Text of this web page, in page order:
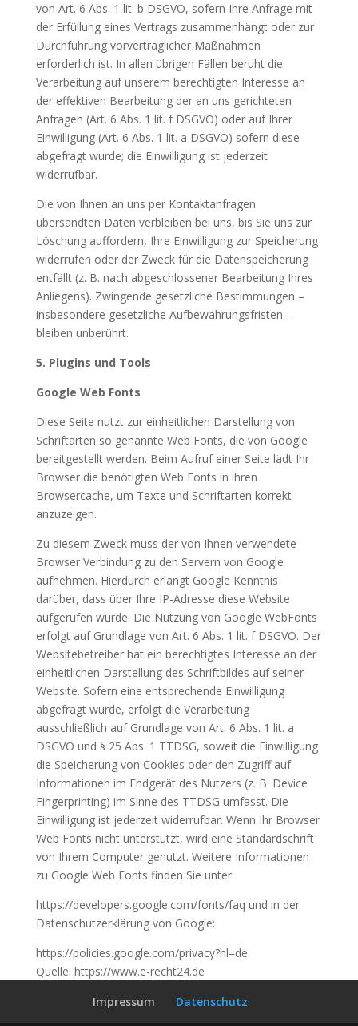
von Art. 6 Abs. 1 lit. b DSGVO, sofern Ihre Anfrage mit
der Erfüllung eines Vertrags zusammenhängt oder zur
Durchführung vorvertraglicher Maßnahmen
erforderlich ist. In allen übrigen Fällen beruht die
Verarbeitung auf unserem berechtigten Interesse an
der effektiven Bearbeitung der an uns gerichteten
Anfragen (Art. 6 Abs. 1 lit. f DSGVO) oder auf Ihrer
Einwilligung (Art. 6 Abs. 1 lit. a DSGVO) sofern diese
abgefragt wurde; die Einwilligung ist jederzeit
widerrufbar.
Die von Ihnen an uns per Kontaktanfragen
übersandten Daten verbleiben bei uns, bis Sie uns zur
Löschung auffordern, Ihre Einwilligung zur Speicherung
widerrufen oder der Zweck für die Datenspeicherung
entfällt (z. B. nach abgeschlossener Bearbeitung Ihres
Anliegens). Zwingende gesetzliche Bestimmungen –
insbesondere gesetzliche Aufbewahrungsfristen –
bleiben unberührt.
5. Plugins und Tools
Google Web Fonts
Diese Seite nutzt zur einheitlichen Darstellung von
Schriftarten so genannte Web Fonts, die von Google
bereitgestellt werden. Beim Aufruf einer Seite lädt Ihr
Browser die benötigten Web Fonts in ihren
Browsercache, um Texte und Schriftarten korrekt
anzuzeigen.
Zu diesem Zweck muss der von Ihnen verwendete
Browser Verbindung zu den Servern von Google
aufnehmen. Hierdurch erlangt Google Kenntnis
darüber, dass über Ihre IP-Adresse diese Website
aufgerufen wurde. Die Nutzung von Google WebFonts
erfolgt auf Grundlage von Art. 6 Abs. 1 lit. f DSGVO. Der
Websitebetreiber hat ein berechtigtes Interesse an der
einheitlichen Darstellung des Schriftbildes auf seiner
Website. Sofern eine entsprechende Einwilligung
abgefragt wurde, erfolgt die Verarbeitung
ausschließlich auf Grundlage von Art. 6 Abs. 1 lit. a
DSGVO und § 25 Abs. 1 TTDSG, soweit die Einwilligung
die Speicherung von Cookies oder den Zugriff auf
Informationen im Endgerät des Nutzers (z. B. Device
Fingerprinting) im Sinne des TTDSG umfasst. Die
Einwilligung ist jederzeit widerrufbar. Wenn Ihr Browser
Web Fonts nicht unterstützt, wird eine Standardschrift
von Ihrem Computer genutzt. Weitere Informationen
zu Google Web Fonts finden Sie unter
https://developers.google.com/fonts/faq und in der
Datenschutzerklärung von Google:
https://policies.google.com/privacy?hl=de.
Quelle: https://www.e-recht24.de
Impressum
Datenschutz